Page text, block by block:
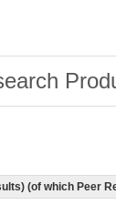
(of which Peer